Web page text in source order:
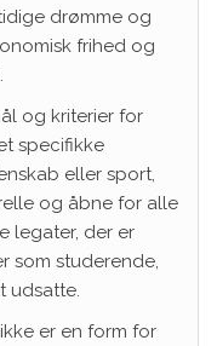
drømme og
frihed og
og kriterier for
specifikke
eller sport,
og åbne for alle
legater, der er
som studerende,
udsatte.
er en form for